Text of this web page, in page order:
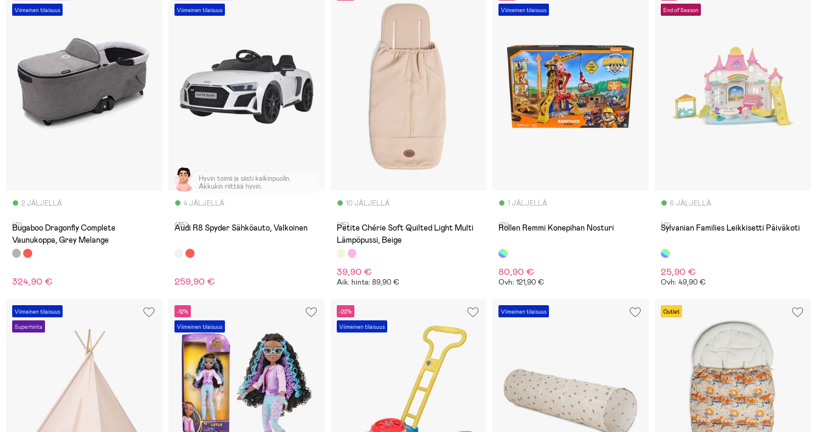
Viimeinen tilaisuus
2 JÄLJELLÄ
(0)
Bugaboo Dragonfly Complete
Vaunukoppa, Grey Melange
324,90 €
Viimeinen tilaisuus
4 JÄLJELLÄ
Hyvin toimii ja siisti kaikinpuolin.
Akkukin riittää hyvin.
(35)
Audi R8 Spyder Sähköauto, Valkoinen
259,90 €
10 JÄLJELLÄ
(15)
Petite Chérie Soft Quilted Light Multi
Lämpöpussi, Beige
39,90 €
Aik. hinta: 89,90 €
Viimeinen tilaisuus
1 JÄLJELLÄ
(0)
Rollen Remmi Konepihan Nosturi
80,90 €
Ovh: 121,90 €
End of Season
6 JÄLJELLÄ
(0)
Sylvanian Families Leikkisetti Päiväkoti
25,90 €
Ovh: 49,90 €
Viimeinen tilaisuus
Superhinta
-12%
Viimeinen tilaisuus
-22%
Viimeinen tilaisuus
Viimeinen tilaisuus Outlet